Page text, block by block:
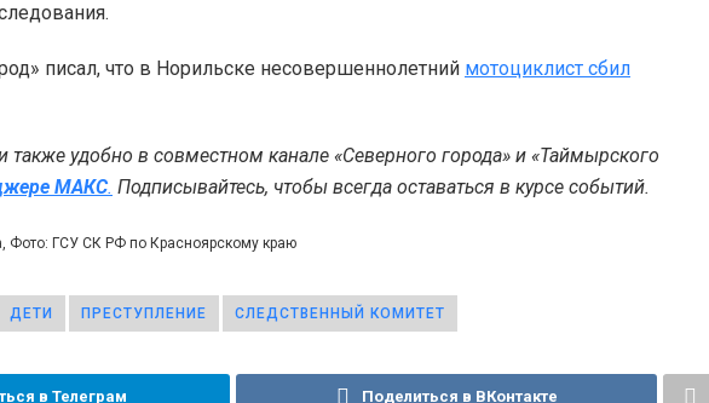
писал, что в Норильске несовершеннолетний мотоциклист сбил
также удобно в совместном канале «Северного города» и «Таймырского
MAКС. Подписывайтесь, чтобы всегда оставаться в курсе событий.
Фото: ГСУ СК РФ по Красноярскому краю
ДЕТИ ПРЕСТУПЛЕНИЕ СЛЕДСТВЕННЫЙ КОМИТЕТ
в Телеграм Поделиться в ВКонтакте